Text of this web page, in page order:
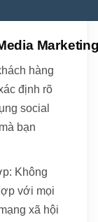
hàng
định rõ
social
bạn
Không
với mọi
xã hội